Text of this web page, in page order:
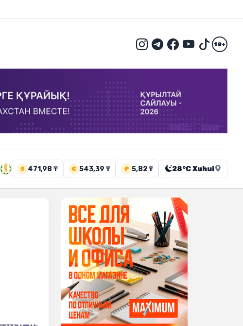
18+
$ 471,98 ₸ € 543,39 ₸ ₽ 5,82 ₸ 28°C Xuhui